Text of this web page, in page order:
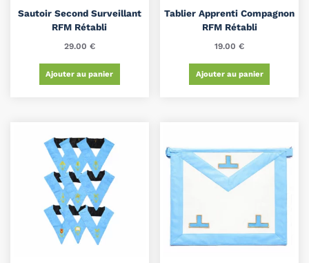
Sautoir Second Surveillant
RFM Rétabli
29.00 €
Ajouter au panier
Tablier Apprenti Compagnon
RFM Rétabli
19.00€
Ajouter au panier